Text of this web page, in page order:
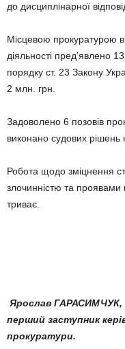
до ди­с­­цип­лінарної
Місцевою прокуратурою в
діяльності пред’явлено
поряд­ку ст. 23 Закону
2 млн. грн.
Задоволено 6 позовів
виконано судових рішень
Робота щодо зміцнення
злочинністю та проявами
триває.
Ярослав ГАРАСИМЧУК,
перший заступник
прокуратури.